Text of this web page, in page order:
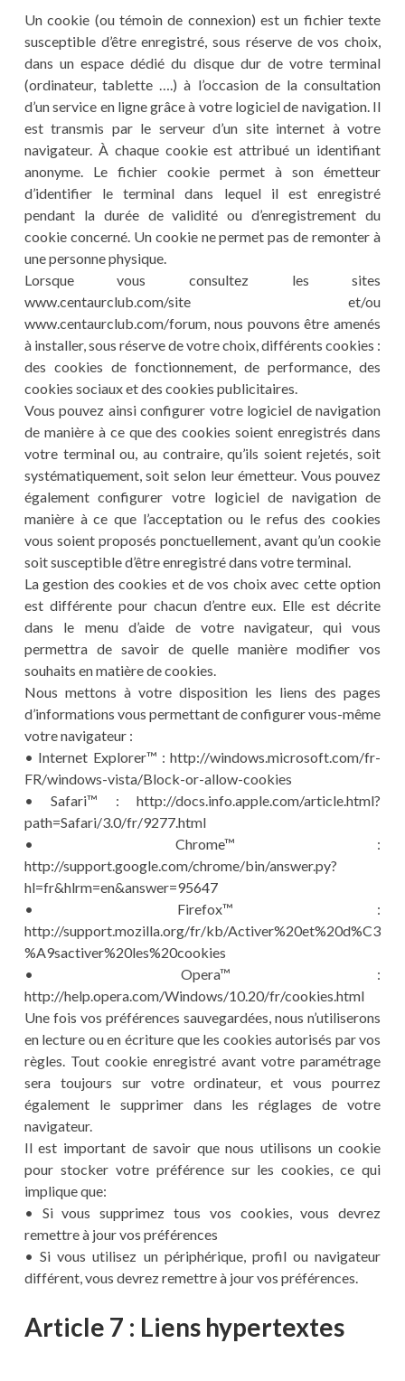
Un cookie (ou témoin de connexion) est un fichier texte
susceptible d’être enregistré, sous réserve de vos choix,
dans un espace dédié du disque dur de votre terminal
(ordinateur, tablette ….) à l’occasion de la consultation
d’un service en ligne grâce à votre logiciel de navigation. Il
est transmis par le serveur d’un site internet à votre
navigateur. À chaque cookie est attribué un identifiant
anonyme. Le fichier cookie permet à son émetteur
d’identifier le terminal dans lequel il est enregistré
pendant la durée de validité ou d’enregistrement du
cookie concerné. Un cookie ne permet pas de remonter à
une personne physique.
Lorsque vous consultez les sites
www.centaurclub.com/site et/ou
www.centaurclub.com/forum, nous pouvons être amenés
à installer, sous réserve de votre choix, différents cookies :
des cookies de fonctionnement, de performance, des
cookies sociaux et des cookies publicitaires.
Vous pouvez ainsi configurer votre logiciel de navigation
de manière à ce que des cookies soient enregistrés dans
votre terminal ou, au contraire, qu’ils soient rejetés, soit
systématiquement, soit selon leur émetteur. Vous pouvez
également configurer votre logiciel de navigation de
manière à ce que l’acceptation ou le refus des cookies
vous soient proposés ponctuellement, avant qu’un cookie
soit susceptible d’être enregistré dans votre terminal.
La gestion des cookies et de vos choix avec cette option
est différente pour chacun d’entre eux. Elle est décrite
dans le menu d’aide de votre navigateur, qui vous
permettra de savoir de quelle manière modifier vos
souhaits en matière de cookies.
Nous mettons à votre disposition les liens des pages
d’informations vous permettant de configurer vous-même
votre navigateur :
• Internet Explorer™ : http://windows.microsoft.com/fr-
FR/windows-vista/Block-or-allow-cookies
• Safari™ : http://docs.info.apple.com/article.html?
path=Safari/3.0/fr/9277.html
• Chrome™ :
http://support.google.com/chrome/bin/answer.py?
hl=fr&hlrm=en&answer=95647
• Firefox™ :
http://support.mozilla.org/fr/kb/Activer%20et%20d%C3
%A9sactiver%20les%20cookies
• Opera™ :
http://help.opera.com/Windows/10.20/fr/cookies.html
Une fois vos préférences sauvegardées, nous n’utiliserons
en lecture ou en écriture que les cookies autorisés par vos
règles. Tout cookie enregistré avant votre paramétrage
sera toujours sur votre ordinateur, et vous pourrez
également le supprimer dans les réglages de votre
navigateur.
Il est important de savoir que nous utilisons un cookie
pour stocker votre préférence sur les cookies, ce qui
implique que:
• Si vous supprimez tous vos cookies, vous devrez
remettre à jour vos préférences
• Si vous utilisez un périphérique, profil ou navigateur
différent, vous devrez remettre à jour vos préférences.
Article 7 : Liens hypertextes